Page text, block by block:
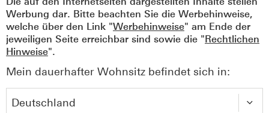
Werbung dar. Bitte beachten Sie die Werbehinweise,
welche über den Link "Werbehinweise" am Ende der
jeweiligen Seite erreichbar sind sowie die "Rechtlichen
Hinweise".
Mein dauerhafter Wohnsitz befindet sich in: